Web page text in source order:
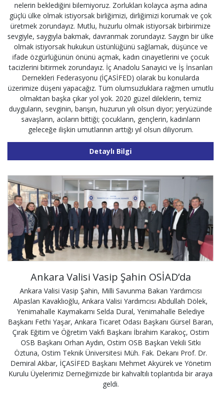
nelerin beklediğini bilemiyoruz. Zorlukları kolayca aşma adına
güçlü ülke olmak istiyorsak birliğimizi, dirliğimizi korumak ve çok
üretmek zorundayız. Mutlu, huzurlu olmak istiyorsak birbirimize
sevgiyle, saygıyla bakmak, davranmak zorundayız. Saygın bir ülke
olmak istiyorsak hukukun üstünlüğünü sağlamak, düşünce ve
ifade özgürlüğünün önünü açmak, kadın cinayetlerini ve çocuk
tacizlerini bitirmek zorundayız. İç Anadolu Sanayici ve İş İnsanları
Dernekleri Federasyonu (İÇASİFED) olarak bu konularda
üzerimize düşeni yapacağız. Tüm olumsuzluklara rağmen umutlu
olmaktan başka çıkar yol yok. 2020 güzel dileklerin, temiz
duyguların, sevginin, barışın, huzurun yılı olsun diyor; yeryüzünde
savaşların, acıların bittiği; çocukların, gençlerin, kadınların
geleceğe ilişkin umutlarının arttığı yıl olsun diliyorum.
Detaylı Bilgi
Ankara Valisi Vasip Şahin OSİAD’da
Ankara Valisi Vasip Şahin, Milli Savunma Bakan Yardımcısı
Alpaslan Kavaklıoğlu, Ankara Valisi Yardımcısı Abdullah Dölek,
Yenimahalle Kaymakamı Selda Dural, Yenimahalle Belediye
Başkanı Fethi Yaşar, Ankara Ticaret Odası Başkanı Gürsel Baran,
Çırak Eğitim ve Öğretim Vakfı Başkanı İbrahim Karakoç, Ostim
OSB Başkanı Orhan Aydın, Ostim OSB Başkan Vekili Sıtkı
Öztuna, Ostim Teknik Üniversitesi Müh. Fak. Dekanı Prof. Dr.
Demiral Akbar, İÇASİFED Başkanı Mehmet Akyürek ve Yönetim
Kurulu Üyelerimiz Derneğimizde bir kahvaltılı toplantıda bir araya
geldi.